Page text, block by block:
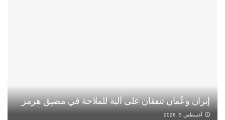
إيران وعُمان تتفقان على آلية للملاحة في مضيق هرمز
أغسطس 5, 2026